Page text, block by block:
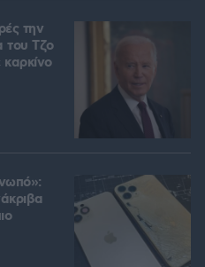
την
του Τζο